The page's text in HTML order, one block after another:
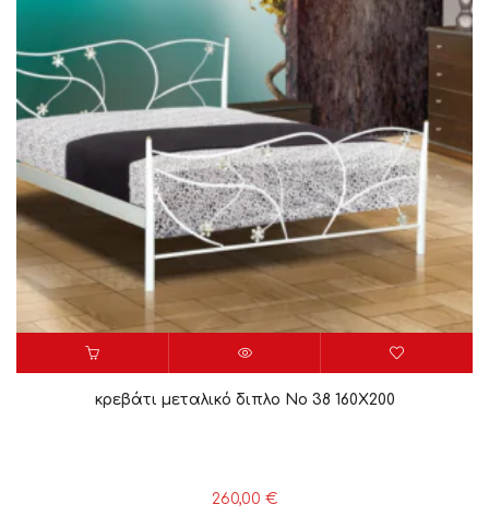
κρεβάτι μεταλικό διπλο Νο 38 160X200
260,00 €